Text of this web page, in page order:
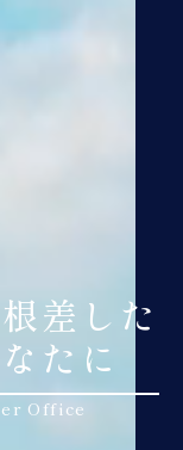
差した
たに
Office